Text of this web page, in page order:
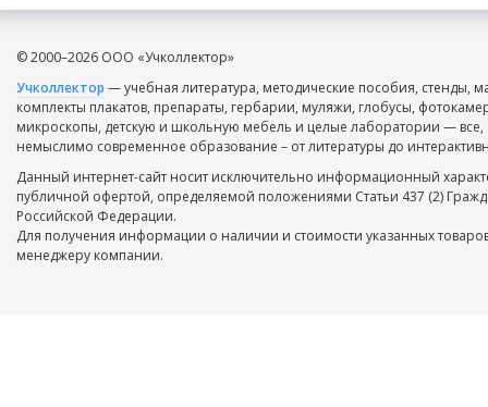
© 2000–2026 ООО «Учколлектор»
Учколлектор — учебная литература, методические пособия, стенды,
комплекты плакатов, препараты, гербарии, муляжи, глобусы,
микроскопы, детскую и школьную мебель и целые лаборатории — все,
немыслимо современное образование – от литературы до
Данный интернет-сайт носит исключительно информационный
публичной офертой, определяемой положениями Статьи 437 (2)
Российской Федерации.
Для получения информации о наличии и стоимости указанных
менеджеру компании.